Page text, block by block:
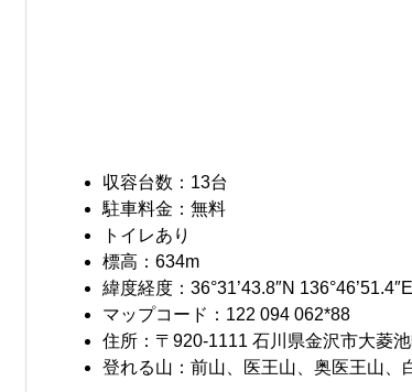
収容台数：13台
駐車料金：無料
トイレあり
標高：634m
緯度経度：36°31’43.8″N 136°46’51.4″E
マップコード：122 094 062*88
住所：〒920-1111 石川県金沢市大菱
登れる山：前山、医王山、奥医王山、